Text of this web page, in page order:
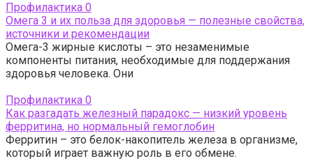
Профилактика 0
Омега 3 и их польза для здоровья — полезные свойства,
источники и рекомендации
Омега-3 жирные кислоты – это незаменимые
компоненты питания, необходимые для поддержания
здоровья человека. Они
Профилактика 0
Как разгадать железный парадокс — низкий уровень
ферритина, но нормальный гемоглобин
Ферритин – это белок-накопитель железа в организме,
который играет важную роль в его обмене.